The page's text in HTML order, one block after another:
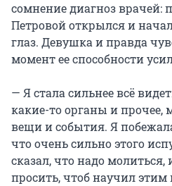
сомнение диагноз врачей:
Петровой открылся и
глаз. Девушка и правда
момент ее способности
— Я стала сильнее всё
какие-то органы и прочее,
вещи и события. Я
что очень сильно этого
сказал, что надо молиться,
просить, чтоб научил этим